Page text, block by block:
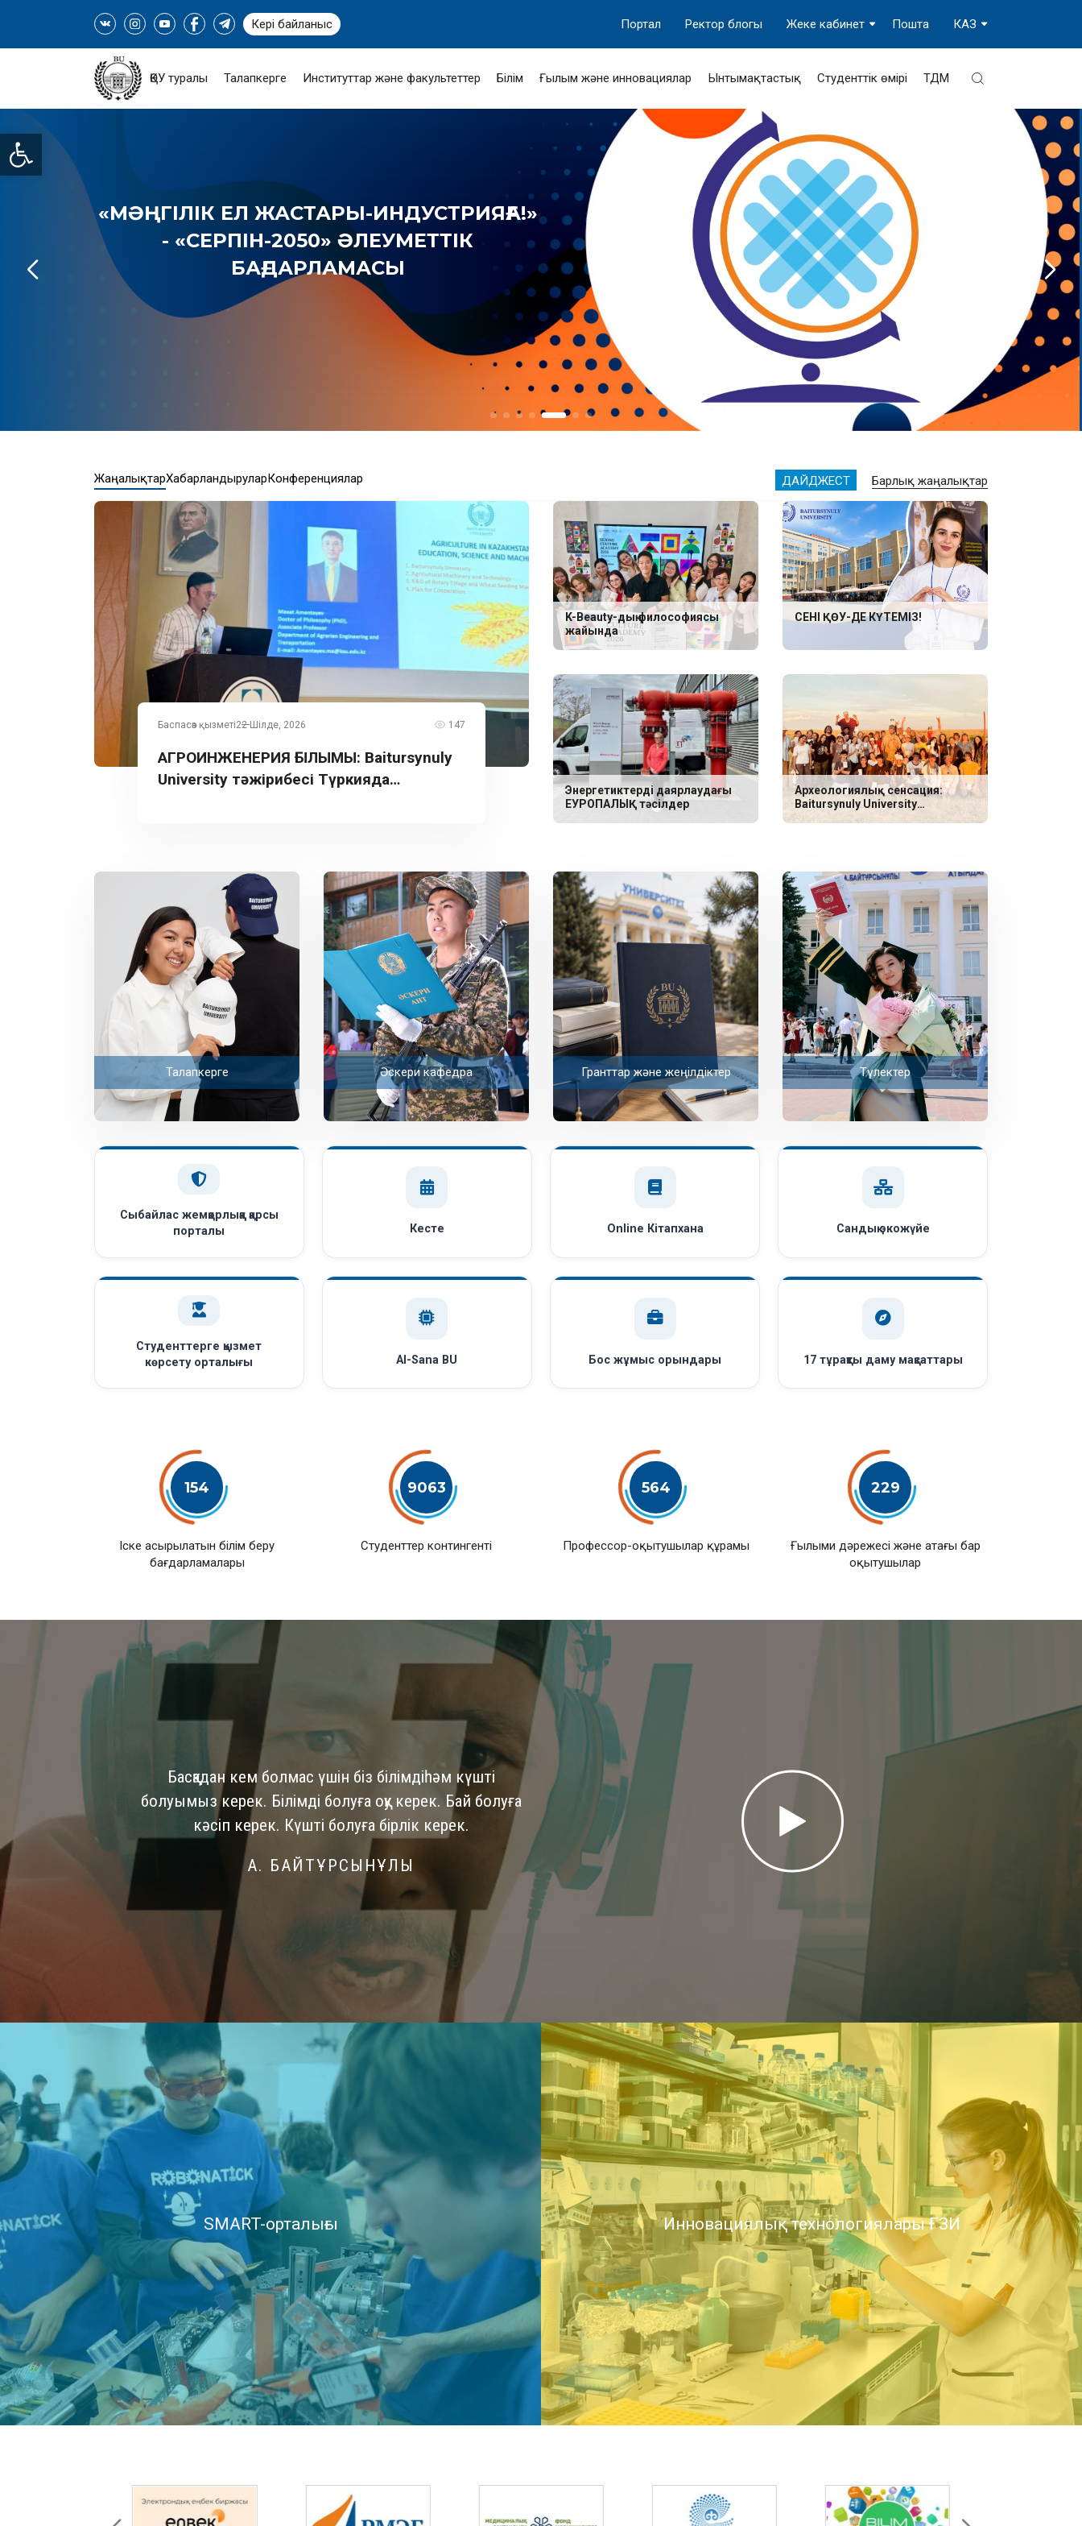
Open toolbar
Кері байланыс КАЗ
Пошта
Жеке кабинет
Ректор блогы
Портал
ҚӨУ туралы Талапкерге Институттар және факультеттер Білім Ғылым және инновациялар Ынтымақтастық Студенттік өмірі ТДМ
«МӘҢГІЛІК ЕЛ ЖАСТАРЫ-ИНДУСТРИЯҒА!»
- «СЕРПІН-2050» ӘЛЕУМЕТТІК
БАҒДАРЛАМАСЫ
ЖаңалықтарХабарландыруларКонференциялар ДАЙДЖЕСТ Барлық жаңалықтар
Баспасөз қызметі22 Шілде, 2026 147
АГРОИНЖЕНЕРИЯ ҒЫЛЫМЫ: Baitursynuly
University тәжірибесі Түркияда
K-Beauty-дың философиясы
жайында
СЕНІ ҚӨУ-ДЕ КҮТЕМІЗ!
Энергетиктерді даярлаудағы
ЕУРОПАЛЫҚ тәсілдер
Археологиялық сенсация:
Baitursynuly University
ғалымдары неолит дәуіріне
Талапкерге Әскери кафедра Гранттар және жеңілдіктер Түлектер
Сыбайлас жемқорлыққа қарсы
порталы
Кесте Online Кітапхана Сандық экожүйе
Студенттерге қызмет
көрсету орталығы
AI-Sana BU Бос жұмыс орындары 17 тұрақты даму мақсаттары
154
Іске асырылатын білім беру
бағдарламалары
9063
Студенттер контингенті
564
Профессор-оқытушылар құрамы
229
Ғылыми дәрежесі және атағы бар
оқытушылар
Басқадан кем болмас үшін біз білімдіһәм күшті
болуымыз керек. Білімді болуға оқу керек. Бай болуға
кәсіп керек. Күшті болуға бірлік керек.
А. БАЙТҰРСЫНҰЛЫ
SMART-орталығы Инновациялық технологиялары ҒЗИ